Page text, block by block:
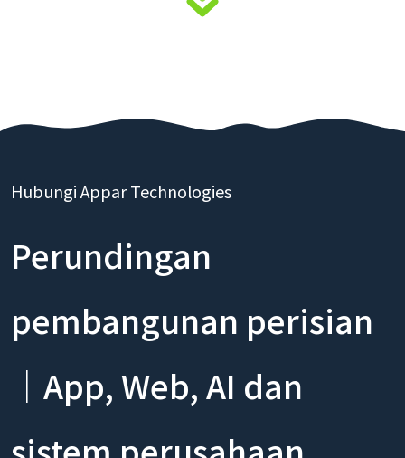
Perundingan
pembangunan perisian
｜App, Web, AI dan